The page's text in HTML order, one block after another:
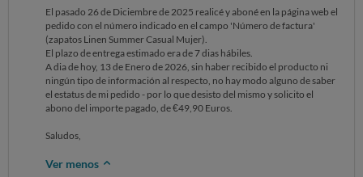
El pasado 26 de Diciembre de 2025 realicé y aboné en la página web el
pedido con el número indicado en el campo 'Número de factura'
(zapatos Linen Summer Casual Mujer).
El plazo de entrega estimado era de 7 dias hábiles.
A dia de hoy, 13 de Enero de 2026, sin haber recibido el producto ni
ningún tipo de información al respecto, no hay modo alguno de saber
el estatus de mi pedido - por lo que desisto del mismo y solicito el
abono del importe pagado, de €49,90 Euros.
Saludos,
Ver menos